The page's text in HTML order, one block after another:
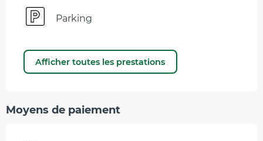
Parking
Afficher toutes les prestations
Moyens de paiement